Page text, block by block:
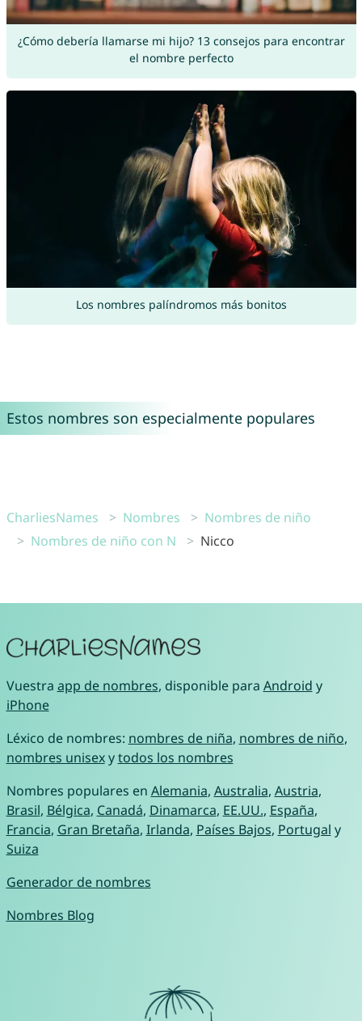
¿Cómo debería llamarse mi hijo? 13 consejos para encontrar
el nombre perfecto
Los nombres palíndromos más bonitos
Estos nombres son especialmente populares
CharliesNames Nombres
Nombres de niño
Nombres de niño con N
Nicco
Vuestra app de nombres, disponible para Android y
iPhone
Léxico de nombres: nombres de niña, nombres de niño,
nombres unisexytodos los nombres
Nombres populares en Alemania, Australia, Austria,
Brasil, Bélgica, Canadá, Dinamarca, EE.UU., España,
Francia, Gran Bretaña, Irlanda, Países Bajos, Portugal y
Suiza
Generador de nombres
Nombres Blog